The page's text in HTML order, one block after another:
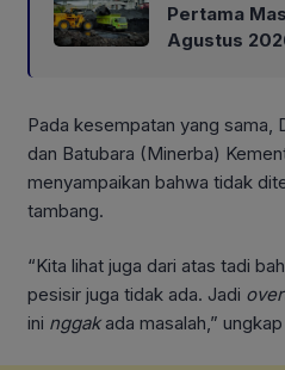
Pertama
Agustus
Pada kesempatan yang sama,
dan Batubara (Minerba)
menyampaikan bahwa tidak
tambang.
“Kita lihat juga dari atas tadi
pesisir juga tidak ada. Jadi
ini nggakada masalah,” ungkap